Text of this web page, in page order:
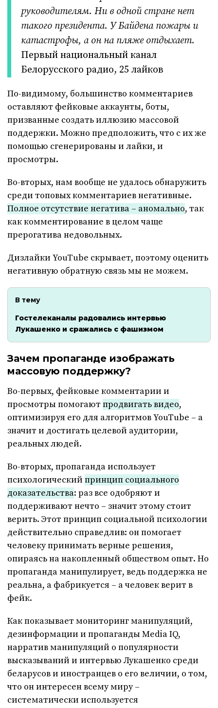
руководителям. Ни в одной стране нет
такого президента. У Байдена пожары и
катастрофы, а он на пляже отдыхает.
Первый национальный канал
Белорусского радио, 25 лайков
По-видимому, большинство комментариев
оставляют фейковые аккаунты, боты,
призванные создать иллюзию массовой
поддержки. Можно предположить, что с их же
помощью сгенерированы и лайки, и
просмотры.
Во-вторых, нам вообще не удалось обнаружить
среди топовых комментариев негативные.
Полное отсутствие негатива – аномально, так
как комментирование в целом чаще
прерогатива недовольных.
Дизлайки YouTube скрывает, поэтому оценить
негативную обратную связь мы не можем.
В тему
Гостелеканалы радовались интервью
Лукашенко и сражались с фашизмом
Зачем пропаганде изображать
массовую поддержку?
Во-первых, фейковые комментарии и
просмотры помогают продвигать видео,
оптимизируя его для алгоритмов YouTube – а
значит и достигать целевой аудитории,
реальных людей.
Во-вторых, пропаганда использует
психологический принцип социального
доказательства: раз все одобряют и
поддерживают нечто – значит этому стоит
верить. Этот принцип социальной психологии
действительно справедлив: он помогает
человеку принимать верные решения,
опираясь на накопленный обществом опыт. Но
пропаганда манипулирует, ведь поддержка не
реальна, а фабрикуется – а человек верит в
фейк.
Как показывает мониторинг манипуляций,
дезинформации и пропаганды Media IQ,
нарратив манипуляций о популярности
высказываний и интервью Лукашенко среди
беларусов и иностранцев о его величии, о том,
что он интересен всему миру –
систематически используется